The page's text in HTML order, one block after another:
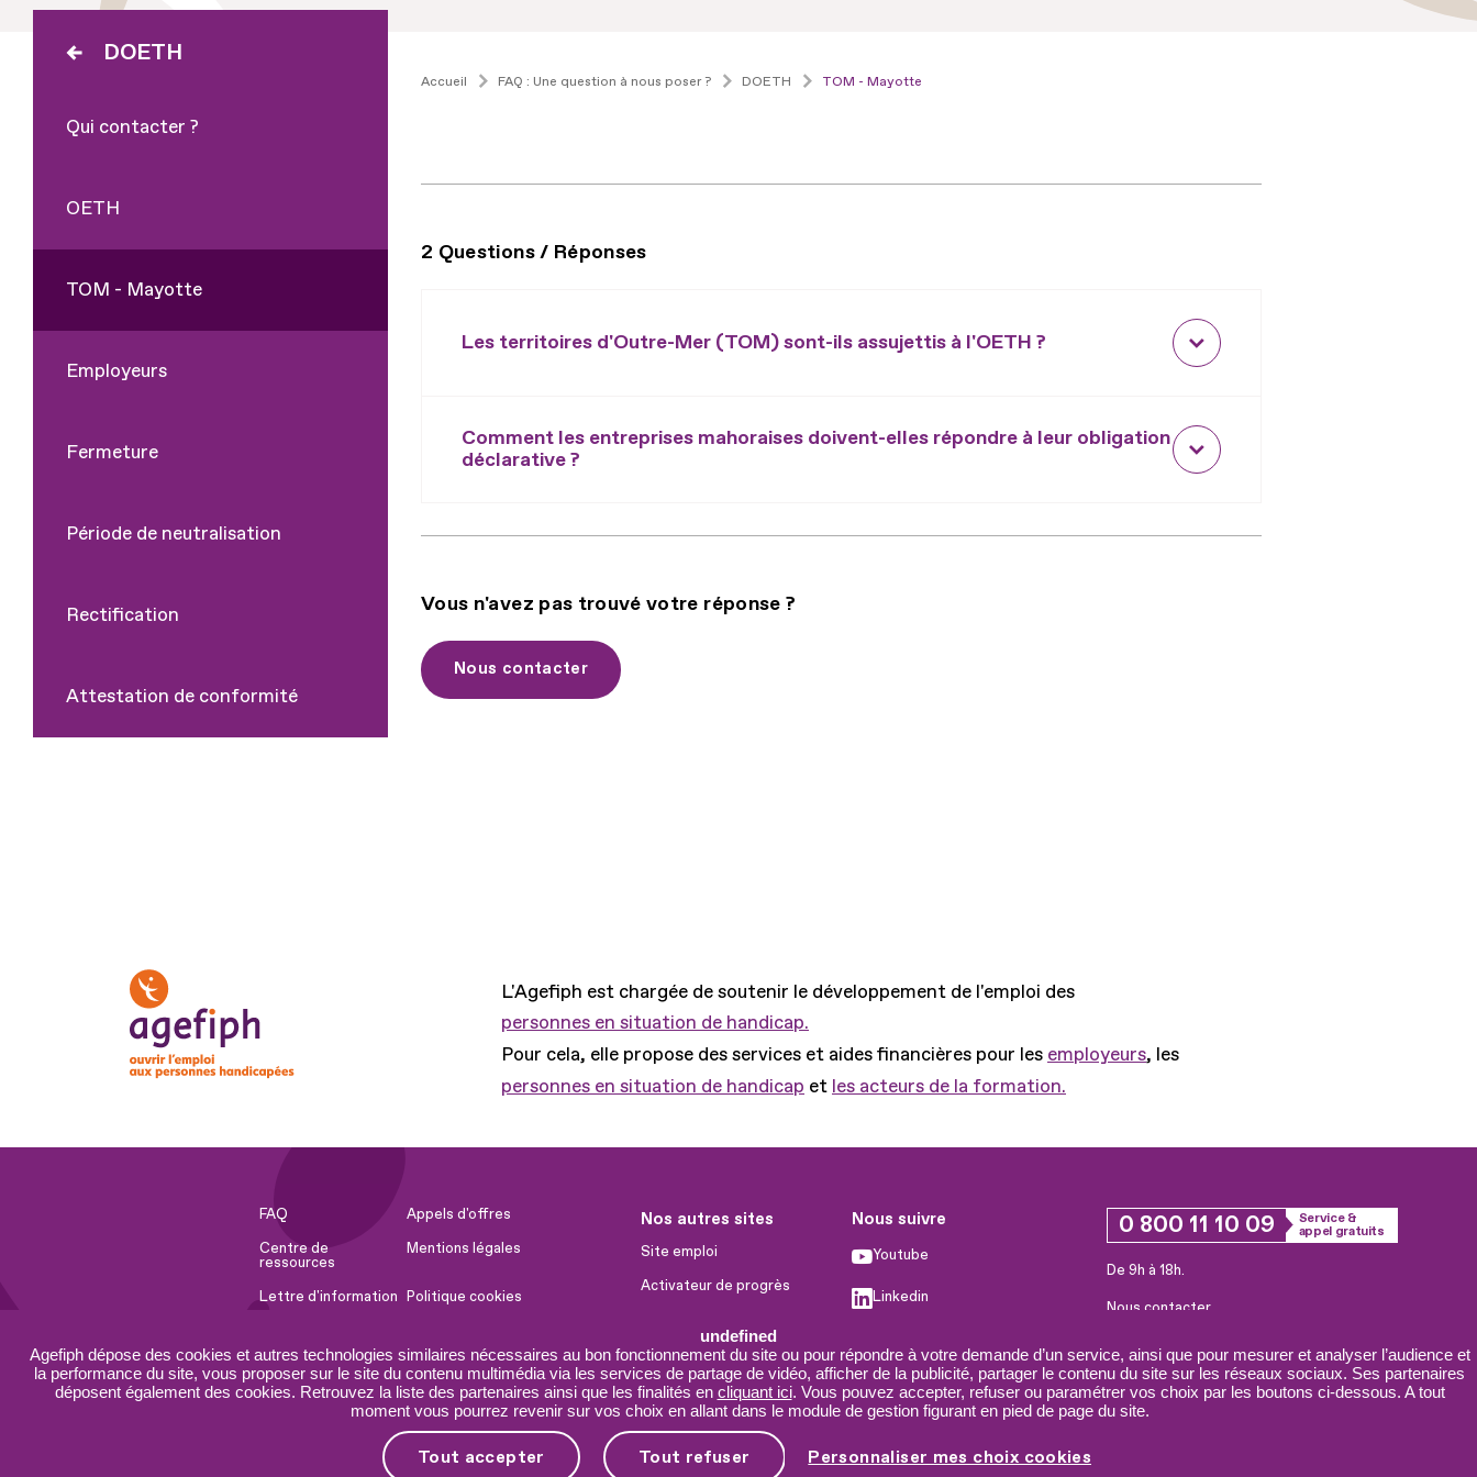
undefined
Agefiph dépose des cookies et autres technologies similaires nécessaires au bon fonctionnement du site ou pour répondre à votre demande d’un service, ainsi que pour mesurer et analyser l’audience et
la performance du site, vous proposer sur le site du contenu multimédia via les services de partage de vidéo, afficher de la publicité, partager le contenu du site sur les réseaux sociaux. Ses partenaires
déposent également des cookies. Retrouvez la liste des partenaires ainsi que les finalités en cliquant ici. Vous pouvez accepter, refuser ou paramétrer vos choix par les boutons ci-dessous. A tout
moment vous pourrez revenir sur vos choix en allant dans le module de gestion figurant en pied de page du site.
Tout accepter Tout refuser Personnaliser mes choix cookies
Accueil FAQ : Une question à nous poser ? DOETH TOM - Mayotte
DOETH
Qui contacter ?
OETH
TOM - Mayotte
Employeurs
Fermeture
Période de neutralisation
Rectification
Attestation de conformité
2 Questions / Réponses
Les territoires d'Outre-Mer (TOM) sont-ils assujettis à l'OETH ?
Comment les entreprises mahoraises doivent-elles répondre à leur obligation
déclarative ?
Vous n'avez pas trouvé votre réponse ?
Nous contacter
L'Agefiph est chargée de soutenir le développement de l'emploi des
personnes en situation de handicap.
Pour cela, elle propose des services et aides financières pour les employeurs, les
personnes en situation de handicap et les acteurs de la formation.
FAQ
Appels d'offres
Centre de
ressources
Mentions légales
Lettre d'information Politique cookies
Accessibilité :
partiellement
conforme
Plan du site
Nos autres sites
Site emploi
Activateur de progrès
Innovation et recherche
Université du RRH
Service AppuiPro
Nous suivre
Youtube
Linkedin
X
0 800 11 10 09
Service &
appel gratuits
De 9h à 18h.
Nous contacter